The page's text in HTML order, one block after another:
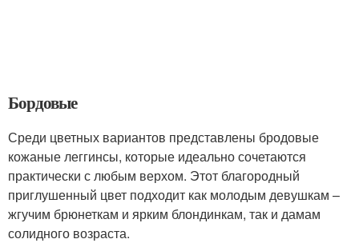
Бордовые
Среди цветных вариантов представлены бродовые
кожаные леггинсы, которые идеально сочетаются
практически с любым верхом. Этот благородный
приглушенный цвет подходит как молодым девушкам –
жгучим брюнеткам и ярким блондинкам, так и дамам
солидного возраста.